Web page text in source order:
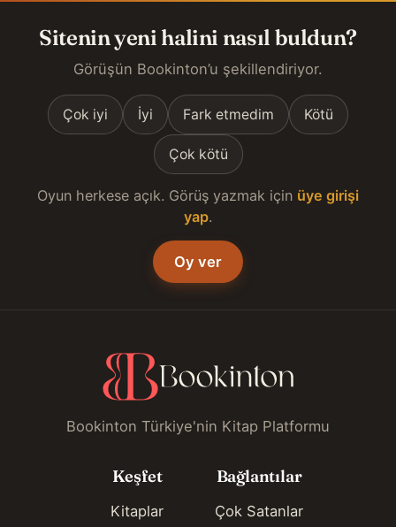
Sitenin yeni halini nasıl buldun?
Görüşün Bookinton’u şekillendiriyor.
Çok iyi İyi Fark etmedim Kötü
Çok kötü
Oyun herkese açık. Görüş yazmak için üye girişi
yap.
Oy ver
Bookinton Türkiye'nin Kitap Platformu
Keşfet
Kitaplar
Bağlantılar
Çok Satanlar